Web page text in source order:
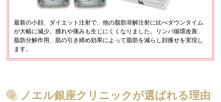
最新の小顔、ダイエット注射で、他の脂肪溶解注射に比べダウンタイム
が大幅に減少。腫れや痛みも生じにくくなりました。リンパ循環改善、
脂肪分解作用、肌の引き締め効果によって脂肪を減らし顔痩せを実現し
ます。
ノエル銀座クリニックが選ばれる理由